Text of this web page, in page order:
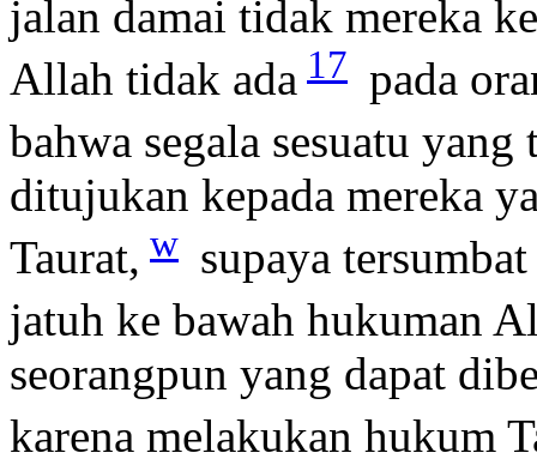
jalan damai tidak mereka
Allah tidak ada 17 pada
bahwa segala sesuatu
ditujukan kepada mereka
Taurat, w supaya tersumbat
jatuh ke bawah hukuman
seorangpun yang dapat
karena melakukan hukum